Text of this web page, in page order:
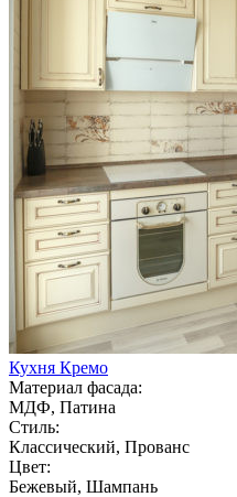
Кухня Кремо
Материал фасада:
МДФ, Патина
Стиль:
Классический, Прованс
Цвет:
Бежевый, Шампань